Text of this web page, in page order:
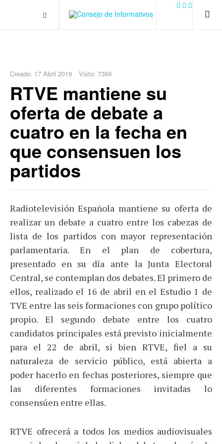
url('../../images/contact.png') 0 0 no-repeat; color: #eaeaea; padding:
Creado: 17 Abril 2019 Visto: 7369
RTVE mantiene su
oferta de debate a
cuatro en la fecha en
que consensuen los
partidos
Radiotelevisión Española mantiene su oferta de
realizar un debate a cuatro entre los cabezas de
lista de los partidos con mayor representación
parlamentaria. En el plan de cobertura,
presentado en su día ante la Junta Electoral
Central, se contemplan dos debates. El primero de
ellos, realizado el 16 de abril en el Estudio 1 de
TVE entre las seis formaciones con grupo político
propio. El segundo debate entre los cuatro
candidatos principales está previsto inicialmente
para el 22 de abril, si bien RTVE, fiel a su
naturaleza de servicio público, está abierta a
poder hacerlo en fechas posteriores, siempre que
las diferentes formaciones invitadas lo
consensúen entre ellas.
RTVE ofrecerá a todos los medios audiovisuales